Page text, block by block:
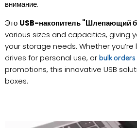
внимание.
Это USB-накопитель "Шлепающий
various sizes and capacities, giving
your storage needs. Whether
drives for personal use, or bulk orders
promotions, this innovative USB
boxes.